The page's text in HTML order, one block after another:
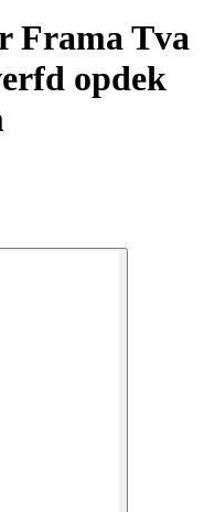
Frama Tva
opdek